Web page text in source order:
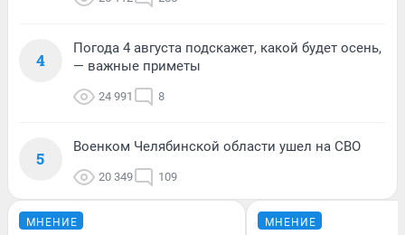
4
Погода 4 августа подскажет, какой будет осень,
— важные приметы
24 991 8
5
Военком Челябинской области ушел на СВО
20 349 109
МНЕНИЕ МНЕНИЕ